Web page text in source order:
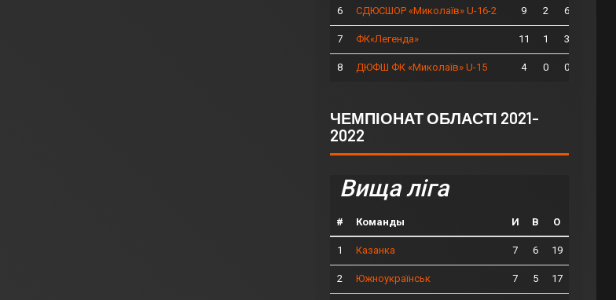
6 СДЮСШОР «Миколаїв» U-16-2 9 2 6
7 ФК«Легенда» 11 1 3
8 ДЮФШ ФК «Миколаїв» U-15 4 0 0
ЧЕМПІОНАТ ОБЛАСТІ 2021-
2022
Вища ліга
# Команды И В О
1 Казанка 7 6 19
2 Южноукраїнськ 7 5 17